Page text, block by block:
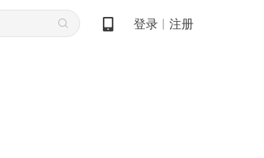
登录 注册